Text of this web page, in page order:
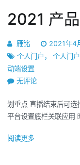
2021 产
雁铭 2021年4
个人门户， 个人门
动端设置
2021
品
迭
周
无评论
划重点 直播结束后可
平台设置底栏关联应用
阅读更多